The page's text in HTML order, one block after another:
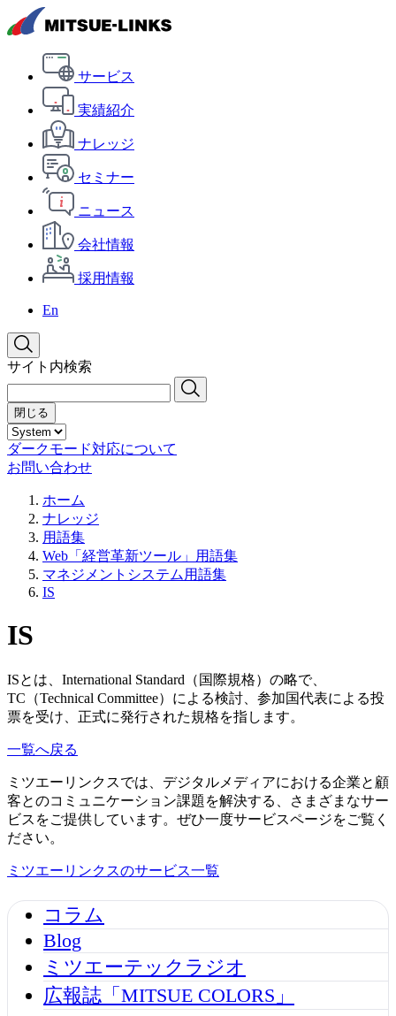
サービス
実績紹介
ナレッジ
セミナー
ニュース
会社情報
採用情報
En
サイト内検索
閉じる
ダークモード対応について
お問い合わせ
ホーム
ナレッジ
用語集
Web「経営革新ツール」用語集
マネジメントシステム用語集
IS
IS
ISとは、International Standard（国際規格）の略で、
TC（Technical Committee）による検討、参加国代表による投
票を受け、正式に発行された規格を指します。
一覧へ戻る
ミツエーリンクスでは、デジタルメディアにおける企業と顧
客とのコミュニケーション課題を解決する、さまざまなサー
ビスをご提供しています。ぜひ一度サービスページをご覧く
ださい。
ミツエーリンクスのサービス一覧
コラム
Blog
ミツエーテックラジオ
広報誌「MITSUE COLORS」